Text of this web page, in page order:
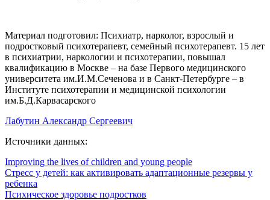
Материал подготовил: Психиатр, нарколог, взрослый и
подростковый психотерапевт, семейный психотерапевт. 15 лет
в психиатрии, наркологии и психотерапии, повышал
квалификацию в Москве – на базе Первого медицинского
университета им.И.М.Сеченова и в Санкт-Петербурге – в
Институте психотерапии и медицинской психологии
им.Б.Д.Карвасарского
Лабутин Александр Сергеевич
Источники данных:
Improving the lives of children and young people
Стресс у детей: как активировать адаптационные резервы у
ребенка
Психическое здоровье подростков